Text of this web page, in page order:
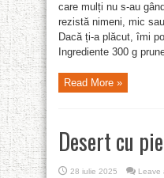
care mulți nu s-au
rezistă nimeni, mic
Dacă ți-a plăcut, îmi
Ingrediente 300 g
Read More »
Desert cu
28 iulie 2025 Leave